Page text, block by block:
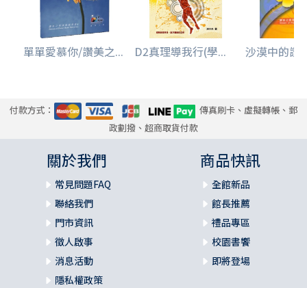
單單愛慕你/讚美之... D2真理導我行(學... 沙漠中的讚
付款方式：
傳真刷卡、虛擬轉帳、郵
政劃撥、超商取貨付款
關於我們
常見問題FAQ
聯絡我們
門市資訊
徵人啟事
消息活動
隱私權政策
商品快訊
全館新品
館長推薦
禮品專區
校園書饗
即將登場